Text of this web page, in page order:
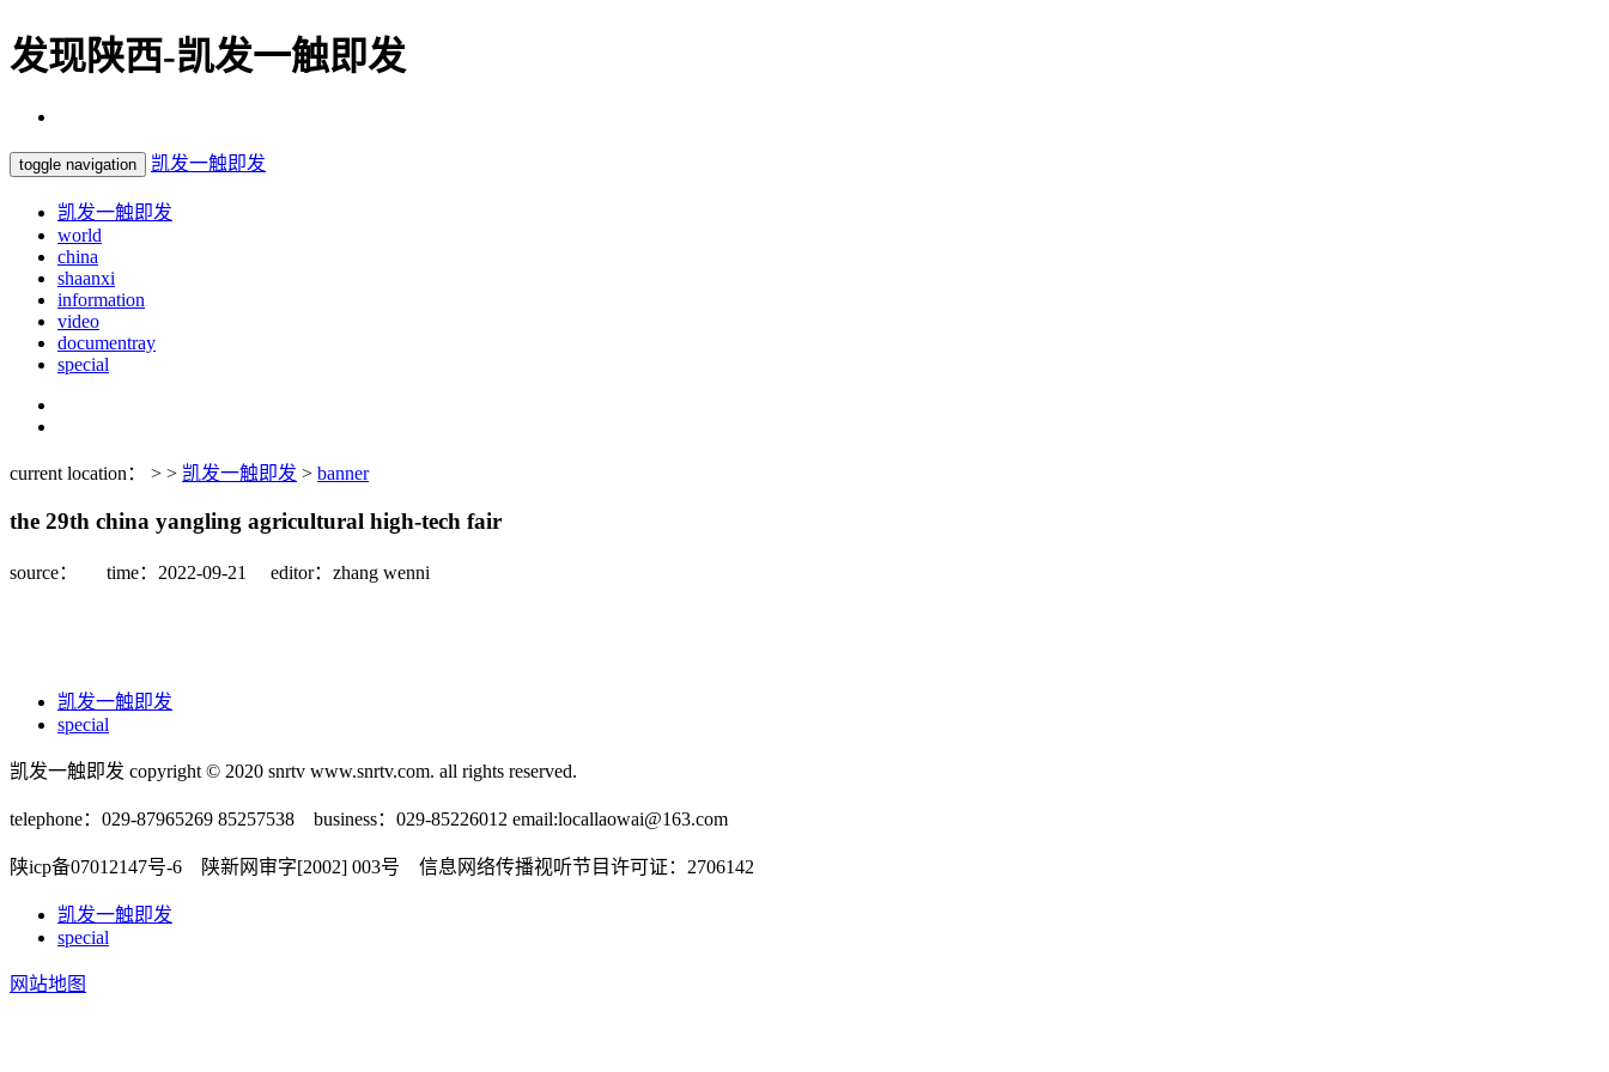
发现陕西-凯发一触即发
toggle navigation 凯发一触即发
凯发一触即发
world
china
shaanxi
information
video
documentray
special
current location： > > 凯发一触即发 > banner
the 29th china yangling agricultural high-tech fair
source： time：2022-09-21 editor：zhang wenni
凯发一触即发
special
凯发一触即发 copyright © 2020 snrtv www.snrtv.com. all rights reserved.
telephone：029-87965269 85257538 business：029-85226012 email:locallaowai@163.com
陕icp备07012147号-6 陕新网审字[2002] 003号 信息网络传播视听节目许可证：2706142
凯发一触即发
special
网站地图